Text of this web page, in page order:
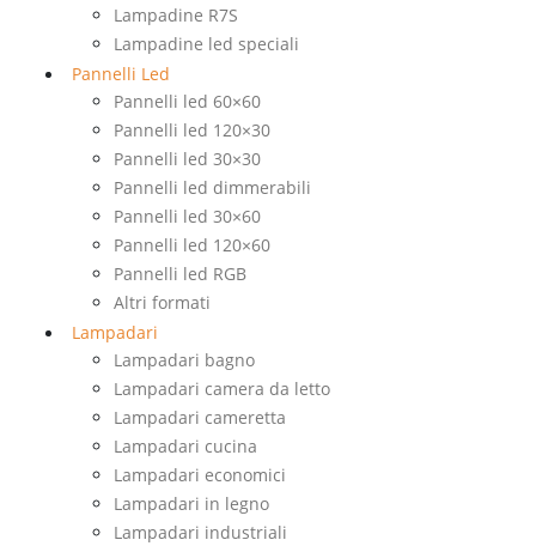
Lampadine R7S
Lampadine led speciali
Pannelli Led
Pannelli led 60×60
Pannelli led 120×30
Pannelli led 30×30
Pannelli led dimmerabili
Pannelli led 30×60
Pannelli led 120×60
Pannelli led RGB
Altri formati
Lampadari
Lampadari bagno
Lampadari camera da letto
Lampadari cameretta
Lampadari cucina
Lampadari economici
Lampadari in legno
Lampadari industriali